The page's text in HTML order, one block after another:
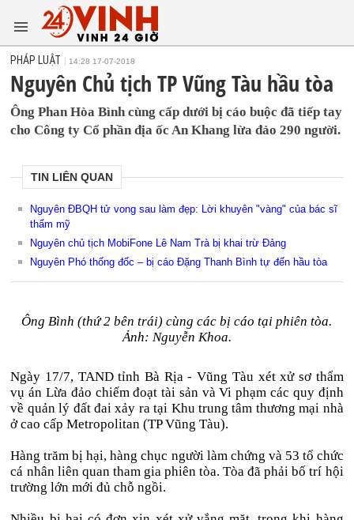
PHÁP LUẬT 14:28 17-07-2018
Nguyên Chủ tịch TP Vũng Tàu hầu tòa
Ông Phan Hòa Bình cùng cấp dưới bị cáo buộc đã tiếp tay
cho Công ty Cổ phần địa ốc An Khang lừa đảo 290 người.
TIN LIÊN QUAN
Nguyên ĐBQH tử vong sau làm đẹp: Lời khuyên "vàng" của bác sĩ
thẩm mỹ
Nguyên chủ tịch MobiFone Lê Nam Trà bị khai trừ Đảng
Nguyên Phó thống đốc – bị cáo Đặng Thanh Bình tự đến hầu tòa
Ông Bình (thứ 2 bên trái) cùng các bị cáo tại phiên tòa.
Ảnh: Nguyễn Khoa.
Ngày 17/7, TAND tỉnh Bà Rịa - Vũng Tàu xét xử sơ thẩm
vụ án Lừa đảo chiếm đoạt tài sản và Vi phạm các quy định
về quản lý đất đai xảy ra tại Khu trung tâm thương mại nhà
ở cao cấp Metropolitan (TP Vũng Tàu).
Hàng trăm bị hại, hàng chục người làm chứng và 53 tổ chức
cá nhân liên quan tham gia phiên tòa. Tòa đã phải bố trí hội
trường lớn mới đủ chỗ ngồi.